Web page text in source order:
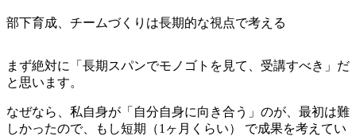
部下育成、チームづくりは長期的な視点で考える
まず絶対に「長期スパンでモノゴトを見て、受講すべき」だ
と思います。
なぜなら、私自身が「自分自身に向き合う」のが、最初は難
しかったので、もし短期（1ヶ月くらい） で成果を考えてい